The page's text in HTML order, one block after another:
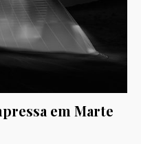
em Marte